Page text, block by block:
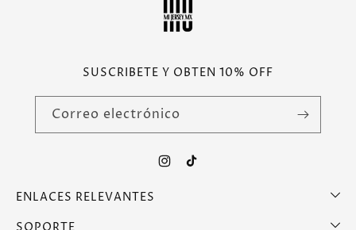
SUSCRIBETE Y OBTEN 10% OFF
Correo electrónico
Instagram
TikTok
ENLACES RELEVANTES
SOPORTE